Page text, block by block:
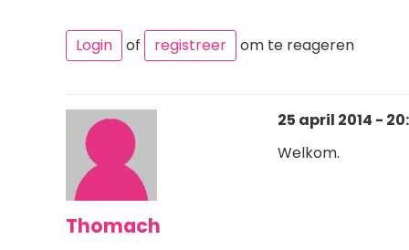
Login of registreer om te reageren
Thomach
25 april 2014 -
Welkom.